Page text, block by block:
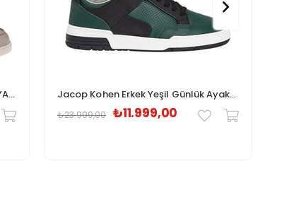
Santoni Erkek Günlük Ayakkabı WUYA58458TISNLGAE32 Jacop Kohen Erkek Yeşil Günlük Ayakkabı M400234855
₺11.999,00
₺23.999,00